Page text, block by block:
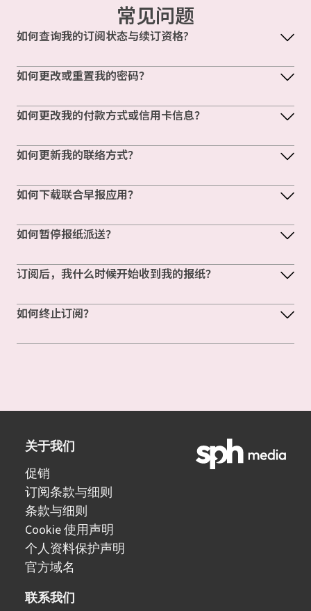
常见问题
如何查询我的订阅状态与续订资格?
如何更改或重置我的密码？
如何更改我的付款方式或信用卡信息？
如何更新我的联络方式？
如何下载联合早报应用？
如何暂停报纸派送？
订阅后，我什么时候开始收到我的报纸？
如何终止订阅？
关于我们
促销
订阅条款与细则
条款与细则
Cookie 使用声明
个人资料保护声明
官方域名
联系我们